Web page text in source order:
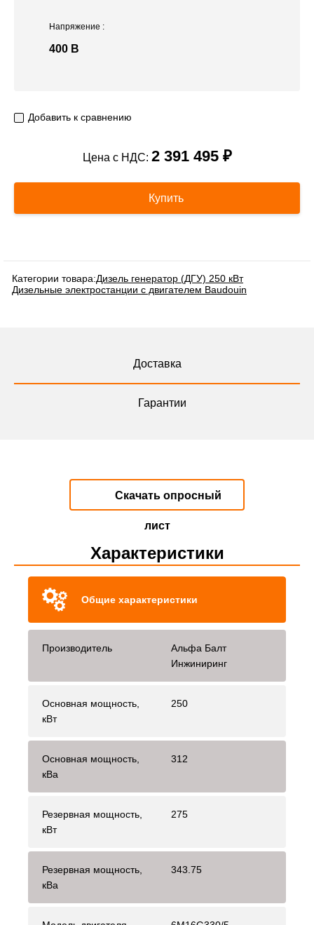
Напряжение :
400 В
Добавить к сравнению
Цена с НДС: 2 391 495 ₽
Купить
Категории товара:Дизель генератор (ДГУ) 250 кВт
Дизельные электростанции с двигателем Baudouin
Доставка
Гарантии
Скачать опросный
лист
Характеристики
Общие характеристики
Производитель
Альфа Балт
Инжиниринг
Основная мощность,
кВт
250
Основная мощность,
кВа
312
Резервная мощность,
кВт
275
Резервная мощность,
кВа
343.75